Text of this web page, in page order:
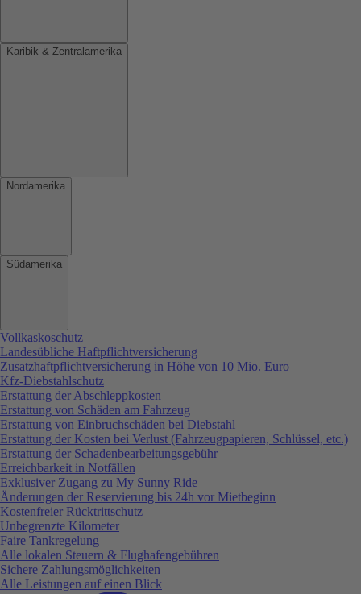
Karibik & Zentralamerika
Nordamerika
Südamerika
Vollkaskoschutz
Landesübliche Haftpflichtversicherung
Zusatzhaftpflichtversicherung in Höhe von 10 Mio. Euro
Kfz-Diebstahlschutz
Erstattung der Abschleppkosten
Erstattung von Schäden am Fahrzeug
Erstattung von Einbruchschäden bei Diebstahl
Erstattung der Kosten bei Verlust (Fahrzeugpapieren, Schlüssel, etc.)
Erstattung der Schadenbearbeitungsgebühr
Erreichbarkeit in Notfällen
Exklusiver Zugang zu My Sunny Ride
Änderungen der Reservierung bis 24h vor Mietbeginn
Kostenfreier Rücktrittschutz
Unbegrenzte Kilometer
Faire Tankregelung
Alle lokalen Steuern & Flughafengebühren
Sichere Zahlungsmöglichkeiten
Alle Leistungen auf einen Blick